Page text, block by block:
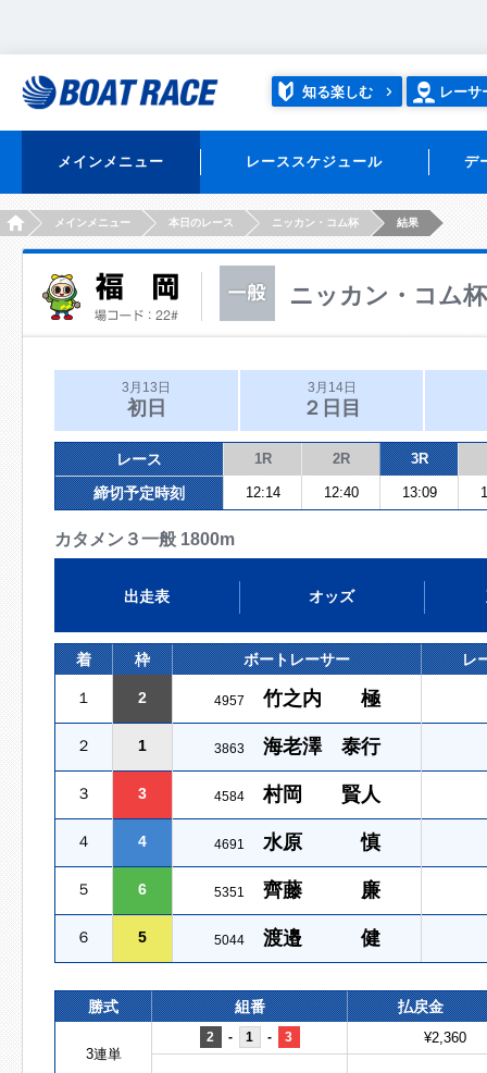
知る楽しむ レーサ
メインメニュー レーススケジュール デ
HOMEメインメニュー 本日のレース ニッカン・コム杯 結果
ニッカン・コム杯
3月13日
初日
3月14日
２日目
レース 1R 2R 3R
締切予定時刻 12:14 12:40 13:09
カタメン３一般 1800m
出走表 オッズ
着 枠 ボートレーサー レ
１ 2 4957 竹之内 極
２ 1 3863 海老澤 泰行
３ 3 4584 村岡 賢人
４ 4 4691 水原 慎
５ 6 5351 齊藤 廉
６ 5 5044 渡邉 健
勝式 組番 払戻金
3連単
2 - 1 - 3 ¥2,360